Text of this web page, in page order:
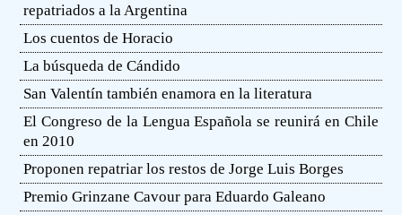
repatriados a la Argentina
Los cuentos de Horacio
La búsqueda de Cándido
San Valentín también enamora en la literatura
El Congreso de la Lengua Española se reunirá en Chile
en 2010
Proponen repatriar los restos de Jorge Luis Borges
Premio Grinzane Cavour para Eduardo Galeano